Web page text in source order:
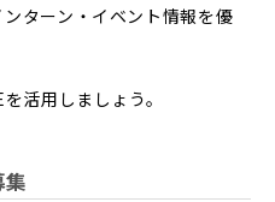
新の内容に保つよう努力
を行います。
ターン・イベント情報を優
活用しましょう。